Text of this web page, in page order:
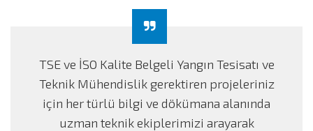
TSE ve İSO Kalite Belgeli Yangın Tesisatı ve
Teknik Mühendislik gerektiren projeleriniz
için her türlü bilgi ve dökümana alanında
uzman teknik ekiplerimizi arayarak